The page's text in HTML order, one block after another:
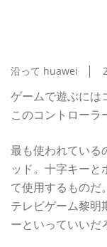
沿って huawei
ゲームで遊ぶには
このコントローラ
最も使われている
ッド。十字キーと
て使用するものだ
テレビゲーム黎明
ーといっていいだ